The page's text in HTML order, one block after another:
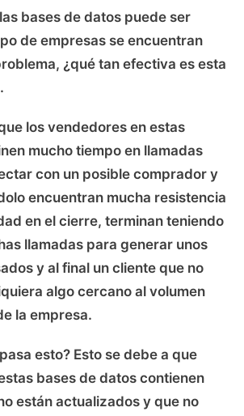
bases de datos puede ser
de empresas se encuentran
¿qué tan efectiva es esta
los vendedores en estas
mucho tiempo en llamadas
con un posible comprador y
encuentran mucha resistencia
en el cierre, terminan teniendo
llamadas para generar unos
y al final un cliente que no
algo cercano al volumen
la empresa.
esto? Esto se debe a que
bases de datos contienen
están actualizados y que no